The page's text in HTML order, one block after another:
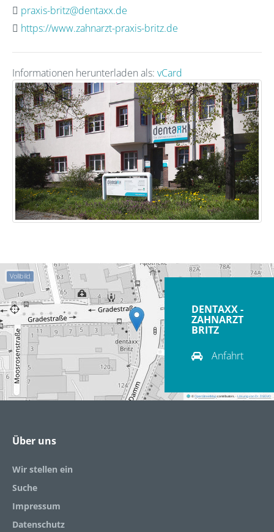
praxis-britz@dentaxx.de
https://www.zahnarzt-praxis-britz.de
Informationen herunterladen als: vCard
DENTAXX -
ZAHNARZT
BRITZ
Anfahrt
©OpenStreetMapcontributors. ·Lösung von Dr. DSGVO
Vollbild
Über uns
Wir stellen ein
Suche
Impressum
Datenschutz